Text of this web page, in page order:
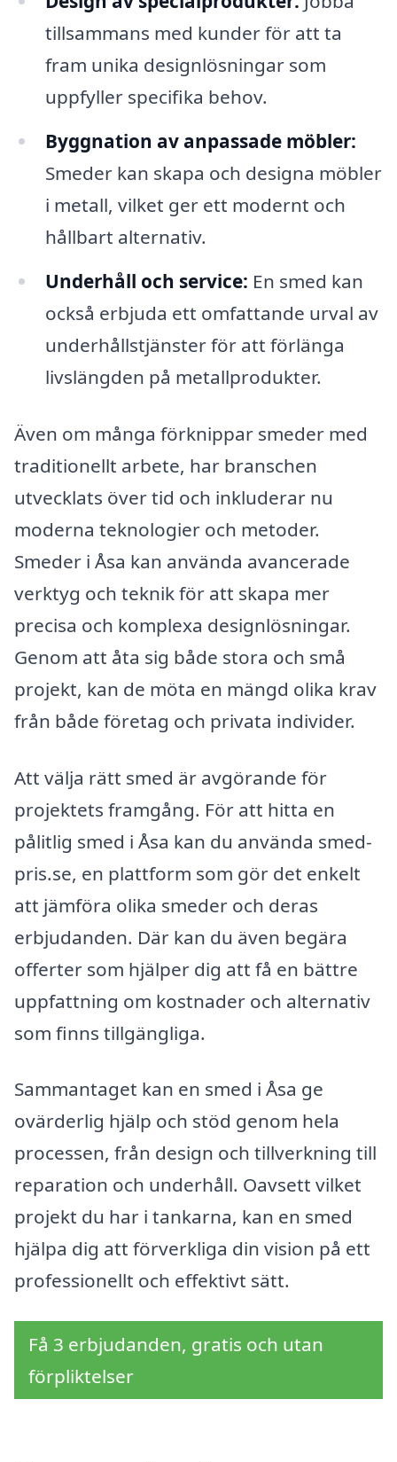
tillsammans med kunder för att ta
fram unika designlösningar som
uppfyller specifika behov.
Byggnation av anpassade möbler:
Smeder kan skapa och designa möbler
i metall, vilket ger ett modernt och
hållbart alternativ.
Underhåll och service: En smed kan
också erbjuda ett omfattande urval av
underhållstjänster för att förlänga
livslängden på metallprodukter.
Även om många förknippar smeder med
traditionellt arbete, har branschen
utvecklats över tid och inkluderar nu
moderna teknologier och metoder.
Smeder i Åsa kan använda avancerade
verktyg och teknik för att skapa mer
precisa och komplexa designlösningar.
Genom att åta sig både stora och små
projekt, kan de möta en mängd olika krav
från både företag och privata individer.
Att välja rätt smed är avgörande för
projektets framgång. För att hitta en
pålitlig smed i Åsa kan du använda smed-
pris.se, en plattform som gör det enkelt
att jämföra olika smeder och deras
erbjudanden. Där kan du även begära
offerter som hjälper dig att få en bättre
uppfattning om kostnader och alternativ
som finns tillgängliga.
Sammantaget kan en smed i Åsa ge
ovärderlig hjälp och stöd genom hela
processen, från design och tillverkning till
reparation och underhåll. Oavsett vilket
projekt du har i tankarna, kan en smed
hjälpa dig att förverkliga din vision på ett
professionellt och effektivt sätt.
Få 3 erbjudanden, gratis och utan
förpliktelser